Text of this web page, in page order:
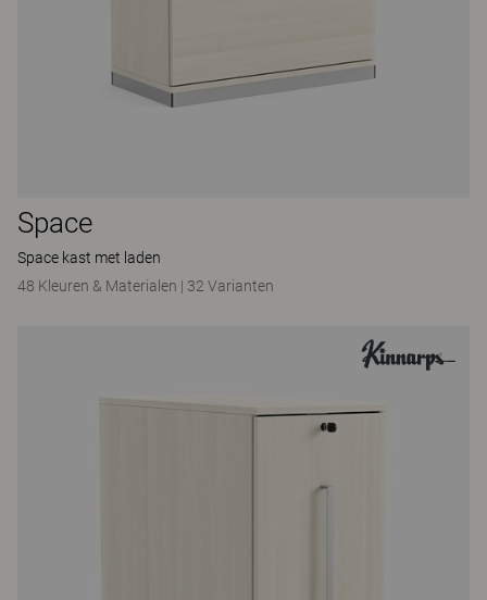
Space
Space kast met laden
48 Kleuren & Materialen | 32 Varianten